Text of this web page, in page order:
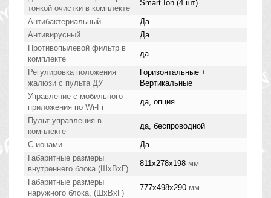
тонкой очистки в комплекте
Smart Ion (4 шт)
Антибактериальный
Да
Антивирусный
Да
Противопылевой фильтр в
комплекте
да
Регулировка положения
жалюзи с пульта ДУ
Горизонтальные +
Вертикальные
Управление c мобильного
приложения по Wi-Fi
да, опция
Пульт управления в
комплекте
да, беспроводной
С ионами
Да
Габаритные размеры
внутреннего блока (ШхВхГ)
811x278x198 мм
Габаритные размеры
наружного блока, (ШхВхГ)
777x498x290 мм